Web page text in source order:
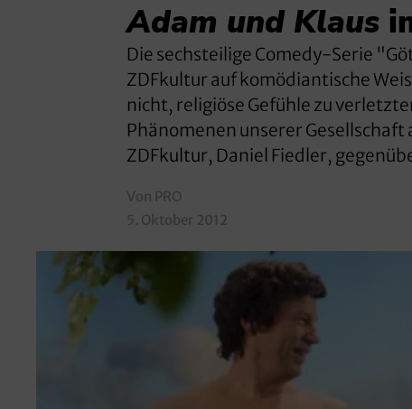
Adam und Klaus
Die sechsteilige Comedy-Serie
ZDFkultur auf komödiantische
nicht, religiöse Gefühle zu
Phänomenen unserer
ZDFkultur, Daniel Fiedler,
Von PRO
5. Oktober 2012